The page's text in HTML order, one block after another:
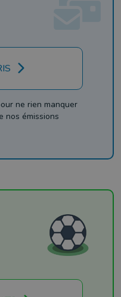
ne rien manquer
nos émissions